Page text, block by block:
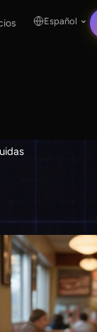
Español